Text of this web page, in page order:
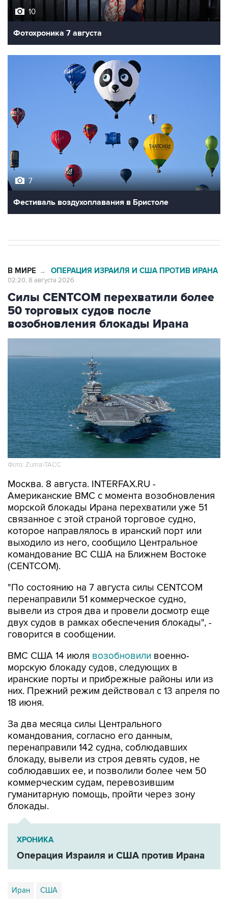
Фотохроника 7 августа
Фестиваль воздухоплавания в Бристоле
Силы CENTCOM перехватили более
50 торговых судов после
возобновления блокады Ирана
Фото: Zuma\ТАСС
Москва. 8 августа. INTERFAX.RU -
морской блокады Ирана перехватили уже 51
связанное с этой страной торговое судно,
которое направлялось в иранский порт или
выходило из него, сообщило Центральное
командование ВС США на Ближнем Востоке
(CENTCOM).
"По состоянию на 7 августа силы CENTCOM
вывели из строя два и провели досмотр еще
двух судов в рамках обеспечения блокады", -
говорится в сообщении.
ВМС США 14 июлявозобновили
иранские порты и прибрежные районы или из
них. Прежний режим действовал с 13 апреля по
18 июня.
За два месяца силы Центрального
перенаправили 142 судна, соблюдавших
блокаду, вывели из строя девять судов, не
соблюдавших ее, и позволили более чем 50
коммерческим судам, перевозившим
гуманитарную помощь, пройти через зону
блокады.
ХРОНИКА
Операция Израиля и США против Ирана
Иран США